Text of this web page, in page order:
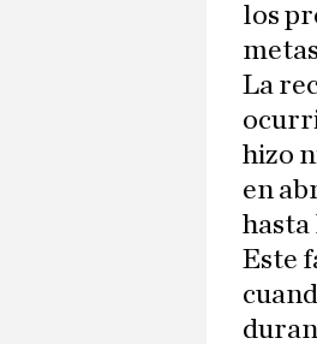
los
La
hizo
en
hasta
Este